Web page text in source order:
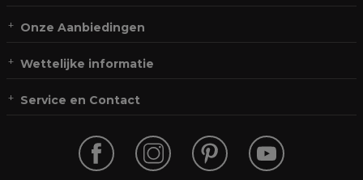
Onze Aanbiedingen
Wettelijke informatie
Service en Contact